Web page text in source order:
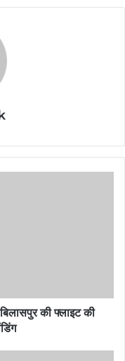
की फ्लाइट की